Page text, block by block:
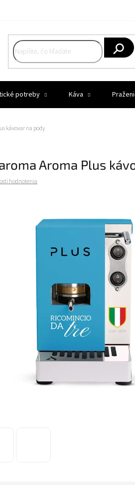
Hľadať
potreby Káva
kávovar na pody
Aroma Plus
hodnotenia